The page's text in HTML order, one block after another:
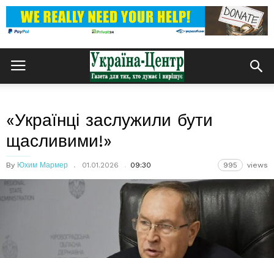
«Українці заслужили бути
щасливими!»
By Юхим Мармер 01.01.2026 09:30 995 views